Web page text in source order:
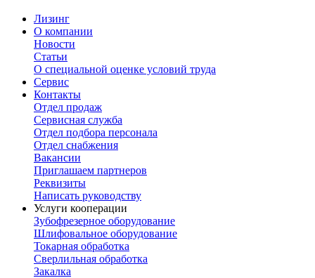
Лизинг
О компании
Новости
Статьи
О специальной оценке условий труда
Сервис
Контакты
Отдел продаж
Сервисная служба
Отдел подбора персонала
Отдел снабжения
Вакансии
Приглашаем партнеров
Реквизиты
Написать руководству
Услуги кооперации
Зубофрезерное оборудование
Шлифовальное оборудование
Токарная обработка
Cверлильная обработка
Закалка